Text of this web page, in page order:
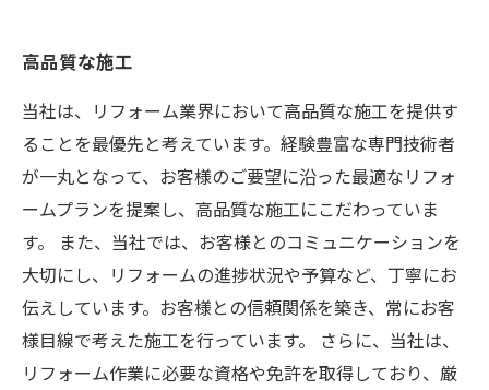
高品質な施工
当社は、リフォーム業界において高品質な施工を提供す
ることを最優先と考えています。経験豊富な専門技術者
が一丸となって、お客様のご要望に沿った最適なリフォ
ームプランを提案し、高品質な施工にこだわっていま
す。 また、当社では、お客様とのコミュニケーションを
大切にし、リフォームの進捗状況や予算など、丁寧にお
伝えしています。お客様との信頼関係を築き、常にお客
様目線で考えた施工を行っています。 さらに、当社は、
リフォーム作業に必要な資格や免許を取得しており、厳